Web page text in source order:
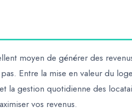
moyen de générer des
Entre la mise en valeur du
la gestion quotidienne des
vos revenus.